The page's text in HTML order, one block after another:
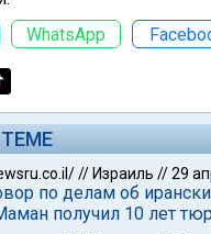
WhatsApp
// Израиль //29
по делам об
получил 10 лет